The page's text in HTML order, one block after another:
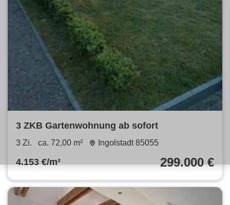
3 ZKB Gartenwohnung ab sofort
3 Zi. ca. 72,00 m² Ingolstadt 85055
4.153 €/m² 299.000 €